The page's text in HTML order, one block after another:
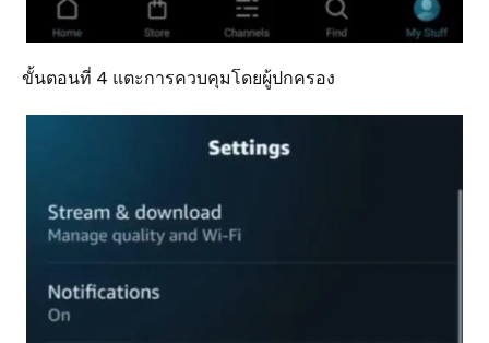
ขั้นตอนที่ 4 แตะการควบคุมโดยผู้ปกครอง